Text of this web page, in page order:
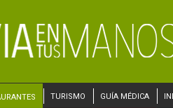
TURISMO GUÍA MÉDICA